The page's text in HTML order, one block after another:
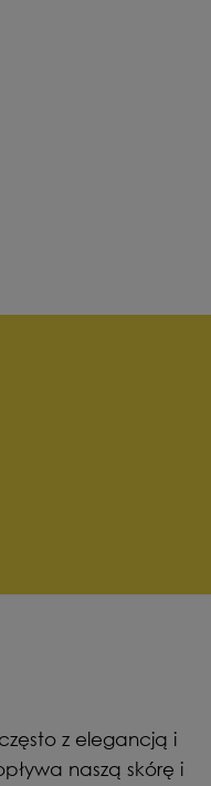
z elegancją i
naszą skórę i